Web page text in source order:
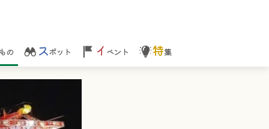
の スポット イ ベント 特集